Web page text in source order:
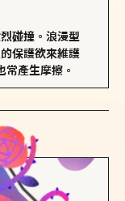
碰撞。浪漫型
保護欲來維護
常產生摩擦。
...